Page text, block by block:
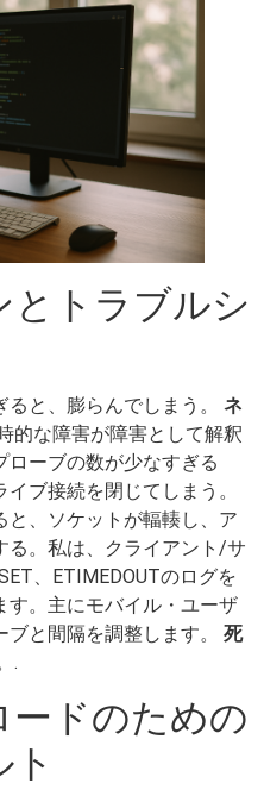
とトラブルシ
と、膨らんでしまう。 ネ
的な障害が障害として解釈
ローブの数が少なすぎる
ブ接続を閉じてしまう。
、ソケットが輻輳し、ア
る。私は、クライアント/サ
、ETIMEDOUTのログを
す。主にモバイル・ユーザ
と間隔を調整します。 死
.
ードのための